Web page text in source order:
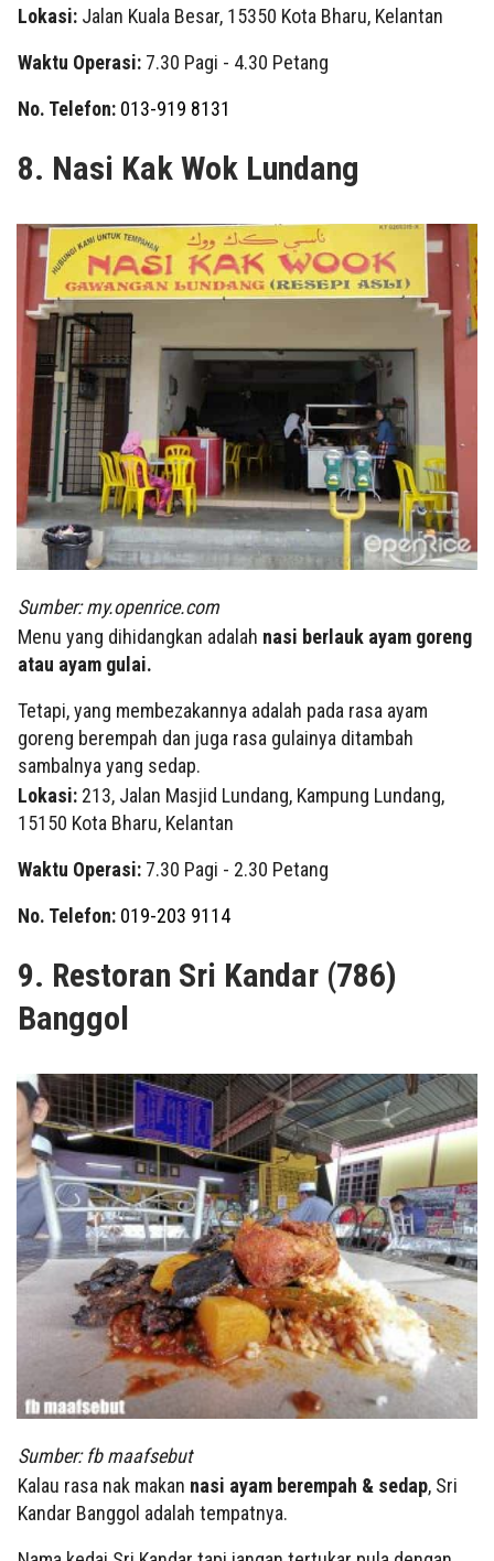
Lokasi: Jalan Kuala Besar, 15350 Kota Bharu, Kelantan
Waktu Operasi: 7.30 Pagi - 4.30 Petang
No. Telefon: 013-919 8131
8. Nasi Kak Wok Lundang
Sumber: my.openrice.com
Menu yang dihidangkan adalah nasi berlauk ayam goreng
atau ayam gulai.
Tetapi, yang membezakannya adalah pada rasa ayam
goreng berempah dan juga rasa gulainya ditambah
sambalnya yang sedap.
Lokasi: 213, Jalan Masjid Lundang, Kampung Lundang,
15150 Kota Bharu, Kelantan
Waktu Operasi: 7.30 Pagi - 2.30 Petang
No. Telefon: 019-203 9114
9. Restoran Sri Kandar (786)
Banggol
Sumber: fb maafsebut
Kalau rasa nak makan nasi ayam berempah & sedap, Sri
Kandar Banggol adalah tempatnya.